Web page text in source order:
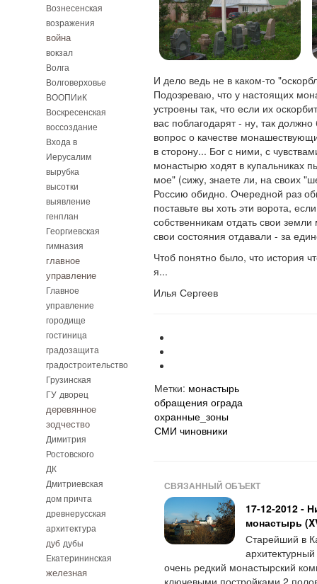
Вознесенская
возражения
война
вокзал
Волга
Волговерховье
ВООПИиК
Воскресенская
воссоздание
Входа в
Иерусалим
вырубка
высотки
выявление
генплан
Георгиевская
гимназия
главное
управление
Главное
управление
городище
гостиница
градозащита
градостроительство
Грузинская
ГУ дворец
деревянное
зодчество
Димитрия
Ростовского
ДК
Дмитриевская
дом причта
древнерусская
архитектура
дуб дубы
Екатерининская
железная
И дело ведь не в каком-то
Подозреваю, что у настоящих
устроены так, что если их
вас поблагодарят - ну, так
вопрос о качестве
в сторону... Бог с ними, с
монастырю ходят в купальниках
мое" (сижу, знаете ли, на своих
Россию обидно. Очередной раз
поставьте вы хоть эти ворота,
собственникам отдать свои
свои состояния отдавали - за
Чтоб понятно было, что история
я...
Илья Сергеев
Метки: монастырь
обращения ограда
охранные_зоны
СМИ чиновники
СВЯЗАННЫЙ ОБЪЕКТ
17-12-2012 -
монастырь
Старейший в
очень редкий монастырский